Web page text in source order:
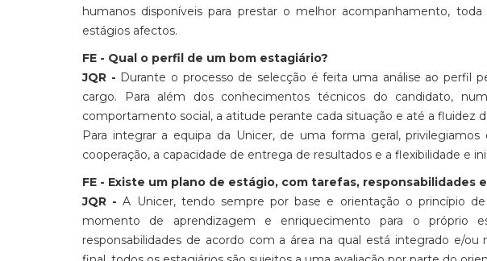
humanos disponíveis para prestar o melhor acompanhamento,
estágios afectos.
FE - Qual o perfil de um bom estagiário?
JQR - Durante o processo de selecção é feita uma análise ao perfil
cargo. Para além dos conhecimentos técnicos do candidato,
comportamento social, a atitude perante cada situação e até a fluidez
Para integrar a equipa da Unicer, de uma forma geral,
cooperação, a capacidade de entrega de resultados e a flexibilidade e
FE - Existe um plano de estágio, com tarefas, responsabilidades
JQR - A Unicer, tendo sempre por base e orientação o princípio
momento de aprendizagem e enriquecimento para o próprio
responsabilidades de acordo com a área na qual está integrado e/